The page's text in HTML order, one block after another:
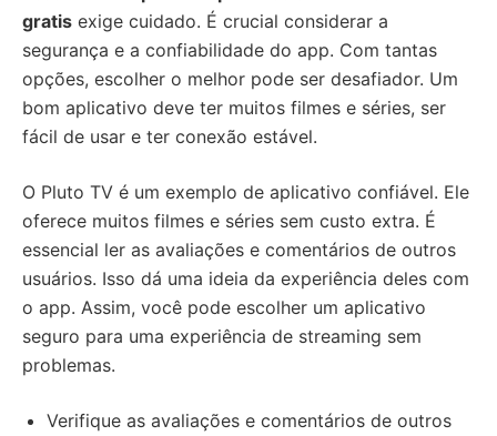
gratis exige cuidado. É crucial considerar a
segurança e a confiabilidade do app. Com tantas
opções, escolher o melhor pode ser desafiador. Um
bom aplicativo deve ter muitos filmes e séries, ser
fácil de usar e ter conexão estável.
O Pluto TV é um exemplo de aplicativo confiável. Ele
oferece muitos filmes e séries sem custo extra. É
essencial ler as avaliações e comentários de outros
usuários. Isso dá uma ideia da experiência deles com
o app. Assim, você pode escolher um aplicativo
seguro para uma experiência de streaming sem
problemas.
Verifique as avaliações e comentários de outros